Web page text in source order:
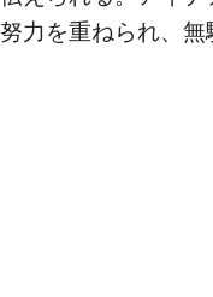
努力を重ねられ、無